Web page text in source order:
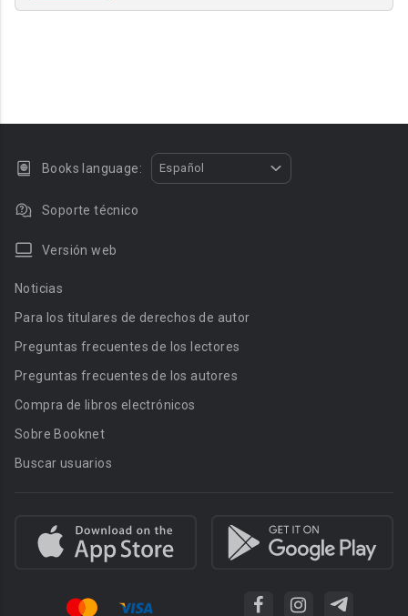
Books language: Español
Soporte técnico
Versión web
Noticias
Para los titulares de derechos de autor
Preguntas frecuentes de los lectores
Preguntas frecuentes de los autores
Compra de libros electrónicos
Sobre Booknet
Buscar usuarios